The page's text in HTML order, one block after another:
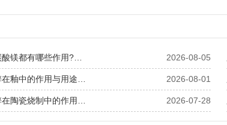
2026-08-05
镁都有哪些作用?…
2026-08-01
釉中的作用与用途…
2026-07-28
陶瓷烧制中的作用…